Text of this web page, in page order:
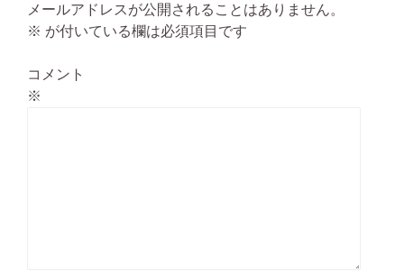
メールアドレスが公開されることはありません。
※ が付いている欄は必須項目です
コメント
※